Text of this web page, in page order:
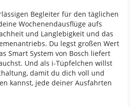
Begleiter für den täglichen
Wochenendausflüge aufs
und Langlebigkeit und das
Du legst großen Wert
Smart System von Bosch liefert
Und als i-Tüpfelchen willst
damit du dich voll und
kannst, jede deiner Ausfahrten